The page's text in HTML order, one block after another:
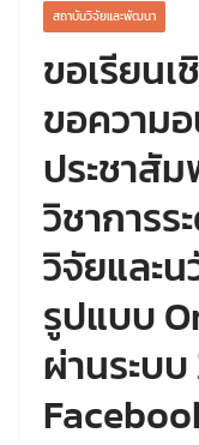
สถาบันวิจัยและพัฒนา
ขอเรียน
ขอความอ
ประชาสั
วิชาการร
วิจัยและน
รูปแบบ
ผ่านระบ